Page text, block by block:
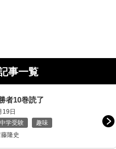
事一覧
者10巻読了
19日
学受験
趣味
隆史